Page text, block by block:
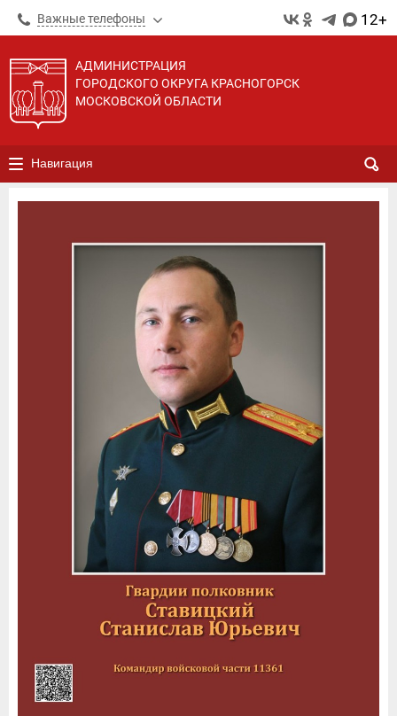
Важные телефоны 12+
АДМИНИСТРАЦИЯ
ГОРОДСКОГО ОКРУГА КРАСНОГОРСК
МОСКОВСКОЙ ОБЛАСТИ
Навигация